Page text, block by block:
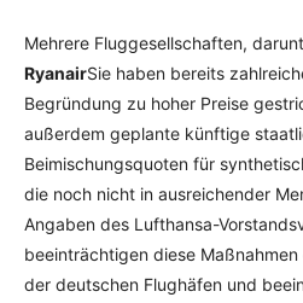
Mehrere Fluggesellschaften,
RyanairSie haben bereits
Begründung zu hoher Preise
außerdem geplante künftige
Beimischungsquoten für
die noch nicht in ausreichender
Angaben des Lufthansa-
beeinträchtigen diese
der deutschen Flughäfen und